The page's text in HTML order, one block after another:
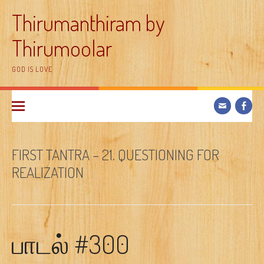
contentThirumanthiram by
Thirumoolar
GOD IS LOVE
FIRST TANTRA – 21. QUESTIONING FOR
REALIZATION
பாடல் #300